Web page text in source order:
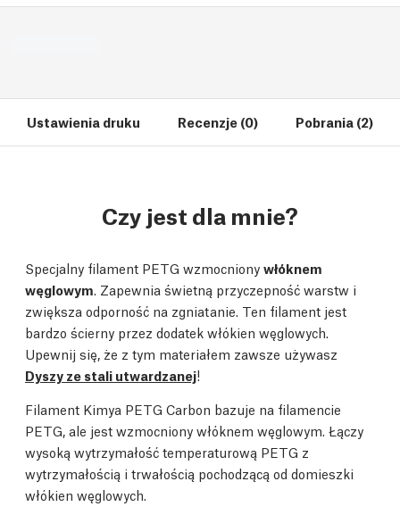
Ustawienia druku Recenzje (0) Pobrania (2)
Czy jest dla mnie?
Specjalny filament PETG wzmocniony włóknem
węglowym. Zapewnia świetną przyczepność warstw i
zwiększa odporność na zgniatanie. Ten filament jest
bardzo ścierny przez dodatek włókien węglowych.
Upewnij się, że z tym materiałem zawsze używasz
Dyszy ze stali utwardzanej!
Filament Kimya PETG Carbon bazuje na filamencie
PETG, ale jest wzmocniony włóknem węglowym. Łączy
wysoką wytrzymałość temperaturową PETG z
wytrzymałością i trwałością pochodzącą od domieszki
włókien węglowych.